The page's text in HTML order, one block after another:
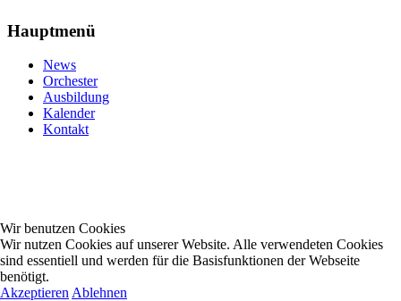
Hauptmenü
News
Orchester
Ausbildung
Kalender
Kontakt
Wir benutzen Cookies
Wir nutzen Cookies auf unserer Website. Alle verwendeten Cookies
sind essentiell und werden für die Basisfunktionen der Webseite
benötigt.
Akzeptieren Ablehnen